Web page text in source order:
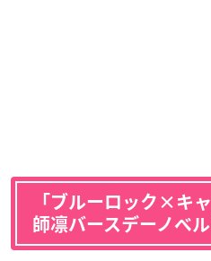
「ブルーロック×キ
師凛バースデーノベル